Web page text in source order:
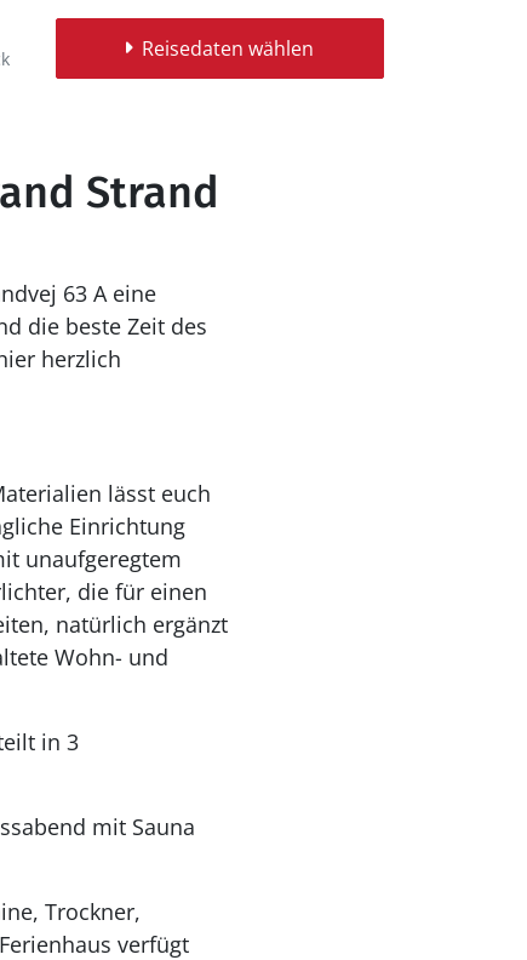
Reisedaten wählen
Strand
63 A eine
die beste Zeit des
herzlich
lässt euch
Einrichtung
unaufgeregtem
die für einen
natürlich ergänzt
Wohn- und
in 3
mit Sauna
Trockner,
verfügt